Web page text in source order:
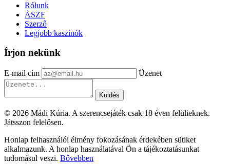
Rólunk
ÁSZF
Szerző
Legjobb kaszinók
Írjon nekünk
E-mail cím Üzenet
Küldés
© 2026 Mádi Kúria. A szerencsejáték csak 18 éven felülieknek.
Játsszon felelősen.
Honlap felhasználói élmény fokozásának érdekében sütiket
alkalmazunk. A honlap használatával Ön a tájékoztatásunkat
tudomásul veszi. Bővebben